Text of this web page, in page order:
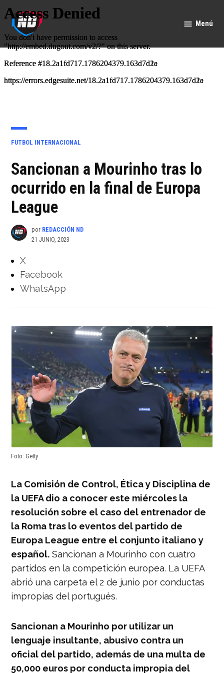
Saltar
al
contenido
Deportes
Menú
PUBLICADO
FUTBOL INTERNACIONAL
Sancionan a Mourinho tras lo
ocurrido en la final de Europa
League
por REDACCIÓN ND
21 JUNIO, 2023
X
Facebook
WhatsApp
Foto: Getty
La Comisión de Control, Ética y Disciplina de
la UEFA dio a conocer este miércoles la
resolución sobre el caso del entrenador de
la Roma tras lo eventos del partido de
Europa League entre el conjunto italiano y
español. Sancionan a Mourinho con cuatro
partidos en la competición europea. La UEFA
abrió una carpeta el 2 de junio por conductas
impropias del portugués.
Sancionan a Mourinho por utilizar un
lenguaje insultante, abusivo contra un
oficial del partido, además de una multa de
50,000 euros por conducta impropia del